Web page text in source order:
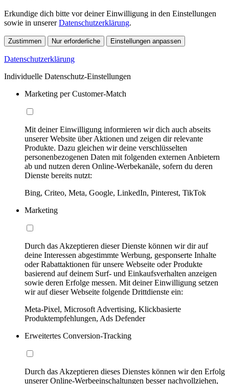
Erkundige dich bitte vor deiner Einwilligung in den Einstellungen
sowie in unsererDatenschutzerklärung.
Zustimmen Nur erforderliche Einstellungen anpassen
Datenschutzerklärung
Individuelle Datenschutz-Einstellungen
Marketing per Customer-Match
Mit deiner Einwilligung informieren wir dich auch abseits
unserer Website über Aktionen und zeigen dir relevante
Produkte. Dazu gleichen wir deine verschlüsselten
personenbezogenen Daten mit folgenden externen Anbietern
ab und nutzen deren Online-Werbekanäle, sofern du deren
Dienste bereits nutzt:
Bing, Criteo, Meta, Google, LinkedIn, Pinterest, TikTok
Marketing
Durch das Akzeptieren dieser Dienste können wir dir auf
deine Interessen abgestimmte Werbung, gesponserte Inhalte
oder Rabattaktionen für unsere Webseite oder Produkte
basierend auf deinem Surf- und Einkaufsverhalten anzeigen
sowie deren Erfolge messen. Mit deiner Einwilligung setzen
wir auf dieser Webseite folgende Drittdienste ein:
Meta-Pixel, Microsoft Advertising, Klickbasierte
Produktempfehlungen, Ads Defender
Erweitertes Conversion-Tracking
Durch das Akzeptieren dieses Dienstes können wir den Erfolg
unserer Online-Werbeeinschaltungen besser nachvollziehen,